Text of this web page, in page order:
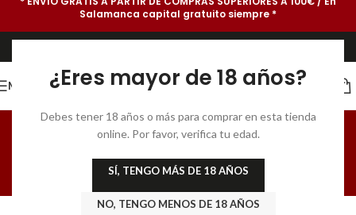
¿Eres mayor de 18 años?
Debes tener 18 años o más para comprar en esta tienda
online. Por favor, verifica tu edad.
SÍ, TENGO MÁS DE 18 AÑOS
NO, TENGO MENOS DE 18 AÑOS
Salamanca capital gratuito siempre *
MENU
GastroBlog para
Sibaritas
PRODUCTOS GOURMET ,VINOS Y CHAMPAGNE